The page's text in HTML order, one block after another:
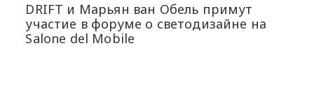
DRIFT и Марьян ван Обель примут
участие в форуме о светодизайне на
Salone del Mobile